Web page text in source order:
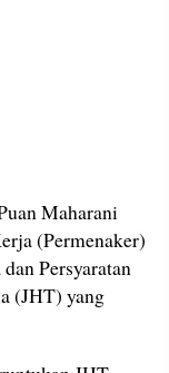
Maharani
(Permenaker)
Persyaratan
(JHT) yang